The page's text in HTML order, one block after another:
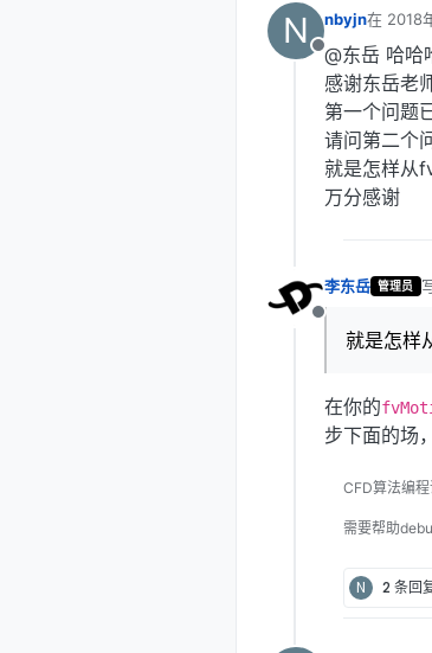
N
离线
nbyjn在 2018
最后由
@东岳 哈哈
感谢东岳老
第一个问题
请问第二个
就是怎样从
万分感谢
离线
李东岳 管理员
就是怎样
在你的
步下面的场
CFD算法编程
需要帮助
N 2 条回